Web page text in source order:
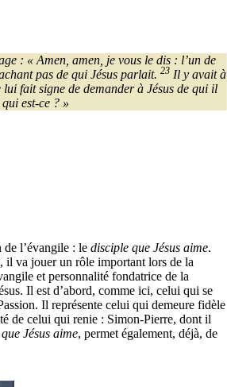
: « Amen, amen, je vous le dis : l’un de
pas de qui Jésus parlait. 23 Il y avait à
fait signe de demander à Jésus de qui il
est-ce ? »
de l’évangile : le disciple que Jésus aime.
il va jouer un rôle important lors de la
et personnalité fondatrice de la
Il est d’abord, comme ici, celui qui se
Il représente celui qui demeure fidèle
de celui qui renie : Simon-Pierre, dont il
Jésus aime, permet également, déjà, de